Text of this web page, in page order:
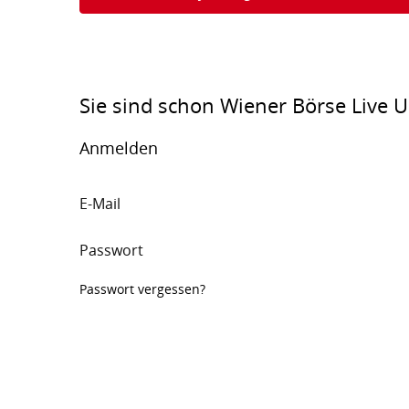
Sie sind schon Wiener Börse Live
Anmelden
E-Mail
Passwort
Passwort vergessen?